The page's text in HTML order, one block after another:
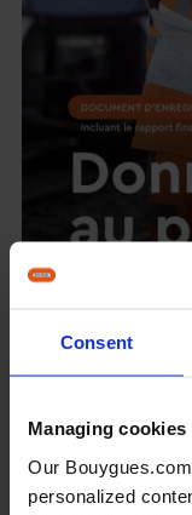
Consent
Managing cookies
Our
personalized
Document
universel
Accéder au